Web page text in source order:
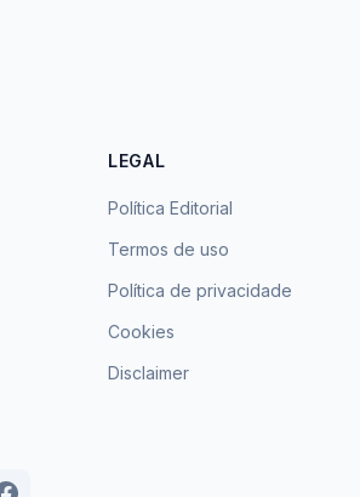
LEGAL
Política Editorial
Termos de uso
Política de privacidade
Cookies
Disclaimer